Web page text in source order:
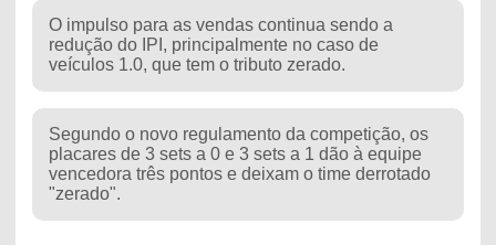
O impulso para as vendas continua sendo a
redução do IPI, principalmente no caso de
veículos 1.0, que tem o tributo zerado.
Segundo o novo regulamento da competição, os
placares de 3 sets a 0 e 3 sets a 1 dão à equipe
vencedora três pontos e deixam o time derrotado
"zerado".